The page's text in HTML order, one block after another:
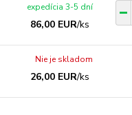
86,00 EUR/ks
expedícia 3-5 dní
26,00 EUR/ks
Nie je skladom